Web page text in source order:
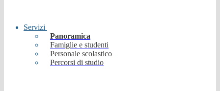
Servizi
Panoramica
Famiglie e studenti
Personale scolastico
Percorsi di studio